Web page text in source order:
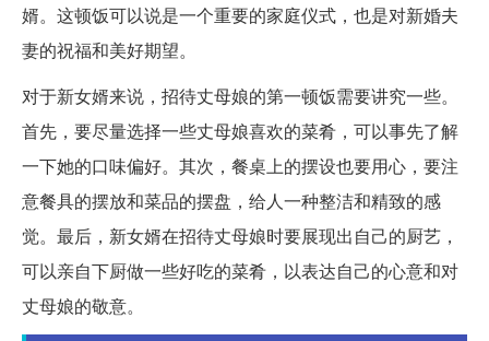
婿。这顿饭可以说是一个重要的家庭仪式，也是对新婚夫
妻的祝福和美好期望。
对于新女婿来说，招待丈母娘的第一顿饭需要讲究一些。
首先，要尽量选择一些丈母娘喜欢的菜肴，可以事先了解
一下她的口味偏好。其次，餐桌上的摆设也要用心，要注
意餐具的摆放和菜品的摆盘，给人一种整洁和精致的感
觉。最后，新女婿在招待丈母娘时要展现出自己的厨艺，
可以亲自下厨做一些好吃的菜肴，以表达自己的心意和对
丈母娘的敬意。